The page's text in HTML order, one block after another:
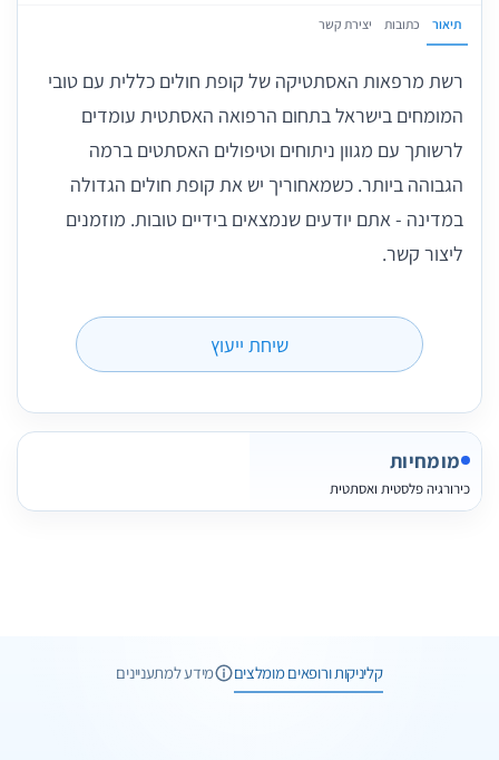
תיאור כתובות יצירת קשר
רשת מרפאות האסתטיקה של קופת חולים כללית עם טובי
המומחים בישראל בתחום הרפואה האסתטית עומדים
לרשותך עם מגוון ניתוחים וטיפולים האסתטים ברמה
הגבוהה ביותר. כשמאחוריך יש את קופת חולים הגדולה
במדינה - אתם יודעים שנמצאים בידיים טובות. מוזמנים
ליצור קשר.
שיחת ייעוץ
מומחיות
כירורגיה פלסטית ואסתטית
קליניקות ורופאים מומלצים מידע למתעניינים
1 תמונות